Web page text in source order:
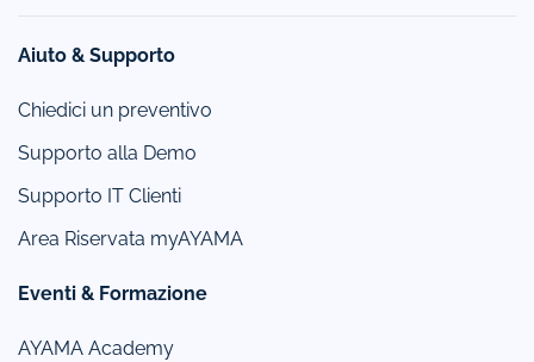
Aiuto & Supporto
Chiedici un preventivo
Supporto alla Demo
Supporto IT Clienti
Area Riservata myAYAMA
Eventi & Formazione
AYAMA Academy